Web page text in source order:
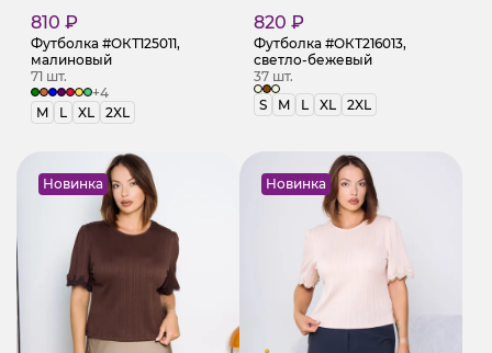
810 ₽
Футболка #ОКТ125011,
малиновый
71 шт.
+4
M
L XL 2XL
820 ₽
Футболка #ОКТ216013,
светло-бежевый
37 шт.
S
M L XL 2XL
Новинка Новинка